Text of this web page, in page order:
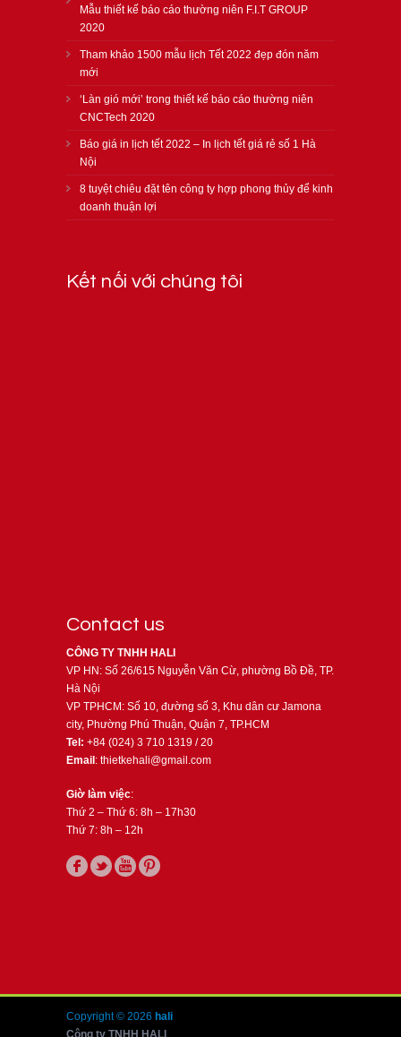
Mẫu thiết kế báo cáo thường niên F.I.T GROUP
2020
Tham khảo 1500 mẫu lịch Tết 2022 đẹp đón năm
mới
‘Làn gió mới’ trong thiết kế báo cáo thường niên
CNCTech 2020
Báo giá in lịch tết 2022 – In lịch tết giá rẻ số 1 Hà
Nội
8 tuyệt chiêu đặt tên công ty hợp phong thủy để kinh
doanh thuận lợi
Kết nối với chúng tôi
Contact us
CÔNG TY TNHH HALI
VP HN: Số 26/615 Nguyễn Văn Cừ, phường Bồ Đề, TP.
Hà Nội
VP TPHCM: Số 10, đường số 3, Khu dân cư Jamona
city, Phường Phú Thuận, Quận 7, TP.HCM
Tel: +84 (024) 3 710 1319 / 20
Email: thietkehali@gmail.com
Giờ làm việc:
Thứ 2 – Thứ 6: 8h – 17h30
Thứ 7: 8h – 12h
Copyright © 2026 hali
Công ty TNHH HALI